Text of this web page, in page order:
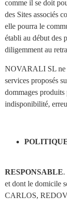
comme il se doit
des Sites associés
elle pourra le
établi au début des
diligemment au
NOVARALI SL ne
services proposés
dommages
indisponibilité,
RESPONSABLE.
et dont le domicile
CARLOS,